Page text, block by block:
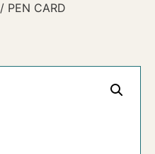
/ PEN CARD